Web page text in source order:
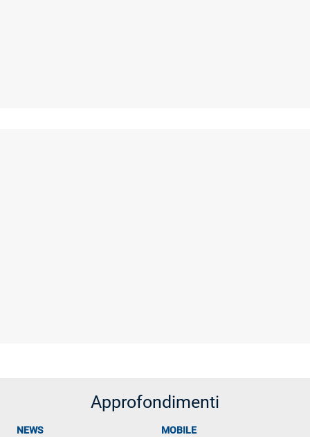
Approfondimenti
NEWS
MOBILE